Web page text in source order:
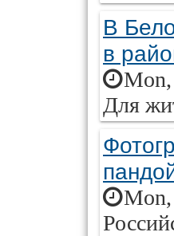
В
в
Mon,
Для
Mon,